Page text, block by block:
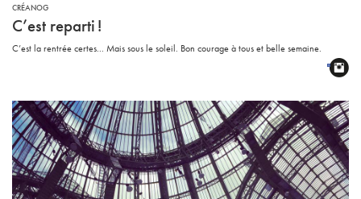
CRÉANOG
C’est reparti!
C’est la rentrée certes... Mais sous le soleil. Bon courage à tous et belle semaine.